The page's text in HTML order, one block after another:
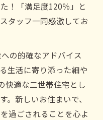
！「満足度120％」と
タッフ一同感激してお
の的確なアドバイス
生活に寄り添った細や
快適な二世帯住宅とし
。新しいお住まいで、
過ごされることを心よ